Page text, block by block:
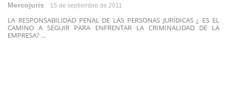
Mercojuris 15 de septiembre de 2011
LA RESPONSABILIDAD PENAL DE LAS PERSONAS JURÍDICAS ¿ ES EL
CAMINO A SEGUIR PARA ENFRENTAR LA CRIMINALIDAD DE LA
EMPRESA? ...